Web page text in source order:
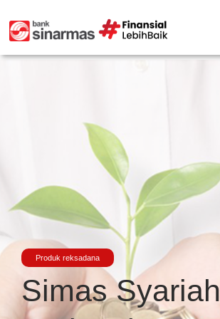
Produk reksadana
Simas Syariah